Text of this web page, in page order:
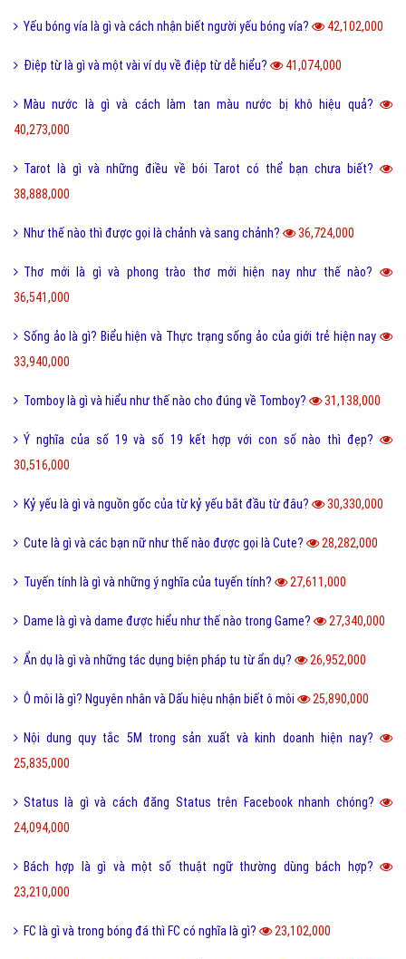
Yếu bóng vía là gì và cách nhận biết người yếu bóng vía? 42,102,000
Điệp từ là gì và một vài ví dụ về điệp từ dễ hiểu? 41,074,000
Màu nước là gì và cách làm tan màu nước bị khô hiệu quả?
40,273,000
Tarot là gì và những điều về bói Tarot có thể bạn chưa biết?
38,888,000
Như thế nào thì được gọi là chảnh và sang chảnh? 36,724,000
Thơ mới là gì và phong trào thơ mới hiện nay như thế nào?
36,541,000
Sống ảo là gì? Biểu hiện và Thực trạng sống ảo của giới trẻ hiện nay
33,940,000
Tomboy là gì và hiểu như thế nào cho đúng về Tomboy? 31,138,000
Ý nghĩa của số 19 và số 19 kết hợp với con số nào thì đẹp?
30,516,000
Kỷ yếu là gì và nguồn gốc của từ kỷ yếu bắt đầu từ đâu? 30,330,000
Cute là gì và các bạn nữ như thế nào được gọi là Cute? 28,282,000
Tuyến tính là gì và những ý nghĩa của tuyến tính? 27,611,000
Dame là gì và dame được hiểu như thế nào trong Game? 27,340,000
Ẩn dụ là gì và những tác dụng biện pháp tu từ ẩn dụ? 26,952,000
Ô môi là gì? Nguyên nhân và Dấu hiệu nhận biết ô môi 25,890,000
Nội dung quy tắc 5M trong sản xuất và kinh doanh hiện nay?
25,835,000
Status là gì và cách đăng Status trên Facebook nhanh chóng?
24,094,000
Bách hợp là gì và một số thuật ngữ thường dùng bách hợp?
23,210,000
FC là gì và trong bóng đá thì FC có nghĩa là gì? 23,102,000